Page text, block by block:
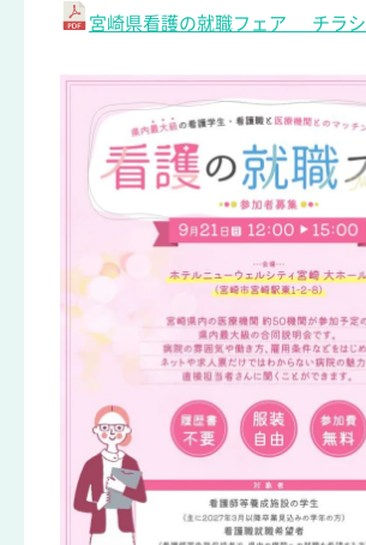
宮崎県看護の就職フェア チラシ